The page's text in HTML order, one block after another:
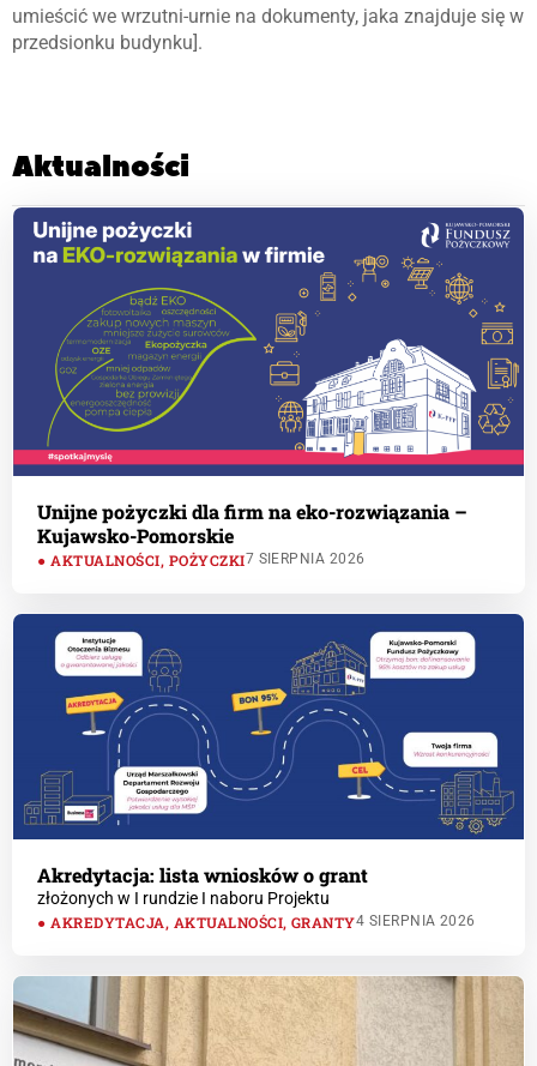
umieścić we wrzutni-urnie na dokumenty, jaka znajduje się w
przedsionku budynku].
Aktualności
Unijne pożyczki dla firm na eko-rozwiązania –
Kujawsko-Pomorskie
AKTUALNOŚCI, POŻYCZKI7 SIERPNIA 2026
Akredytacja: lista wniosków o grant
złożonych w I rundzie I naboru Projektu
AKREDYTACJA, AKTUALNOŚCI, GRANTY4 SIERPNIA 2026